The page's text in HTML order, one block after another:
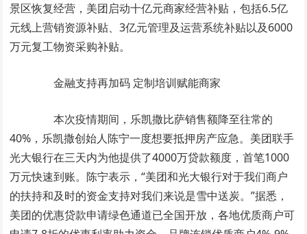
景区恢复经营，美团启动十亿元商家经营补贴，包括6.5亿
元线上营销资源补贴、3亿元管理及运营系统补贴以及6000
万元复工物资采购补贴。
金融支持再加码 定制培训赋能商家
本次疫情期间，乐凯撒比萨销售额降至往常的
40%，乐凯撒创始人陈宁一度想要抵押房产应急。美团联手
光大银行在三天内为他提供了4000万贷款额度，首笔1000
万元快速到账。陈宁表示，“美团和光大银行对于我们商户
的扶持和及时的资金支持对我们来说是雪中送炭。”据悉，
美团的优惠贷款申请绿色通道已全国开放，各地优质商户可